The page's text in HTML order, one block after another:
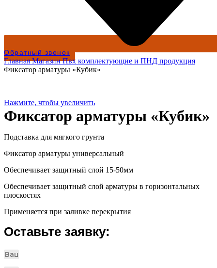
Обратный звонок
ГлавнаяМагазинПвх комплектующие и ПНД продукция
Фиксатор арматуры «Кубик»
Нажмите, чтобы увеличить
Фиксатор арматуры «Кубик»
Подставка для мягкого грунта
Фиксатор арматуры универсальный
Обеспечивает защитный слой 15-50мм
Обеспечивает защитный слой арматуры в горизонтальных
плоскостях
Применяется при заливке перекрытия
Оставьте заявку: